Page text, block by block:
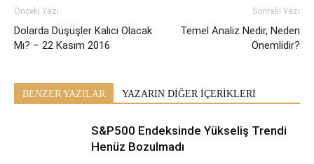
Önceki Yazı
Dolarda Düşüşler Kalıcı Olacak
Mı? – 22 Kasım 2016
Sonraki Yazı
Temel Analiz Nedir, Neden
Önemlidir?
BENZER YAZILAR YAZARIN DİĞER İÇERİKLERİ
S&P500 Endeksinde Yükseliş Trendi
Henüz Bozulmadı